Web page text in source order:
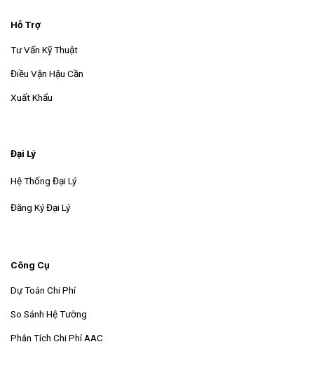
Hỗ Trợ
Tư Vấn Kỹ Thuật
Điều Vận Hậu Cần
Xuất Khẩu
Đại Lý
Hệ Thống Đại Lý
Đăng Ký Đại Lý
Công Cụ
Dự Toán Chi Phí
So Sánh Hệ Tường
Phân Tích Chi Phí AAC